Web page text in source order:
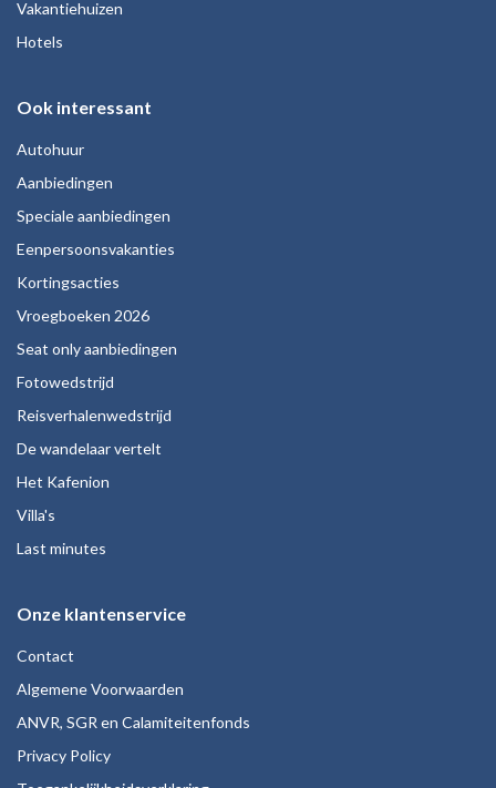
Vakantiehuizen
Hotels
Ook interessant
Autohuur
Aanbiedingen
Speciale aanbiedingen
Eenpersoonsvakanties
Kortingsacties
Vroegboeken 2026
Seat only aanbiedingen
Fotowedstrijd
Reisverhalenwedstrijd
De wandelaar vertelt
Het Kafenion
Villa's
Last minutes
Onze klantenservice
Contact
Algemene Voorwaarden
ANVR, SGR en Calamiteitenfonds
Privacy Policy